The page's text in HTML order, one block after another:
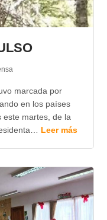
marcada por
en los países
este martes, de la
Leer más